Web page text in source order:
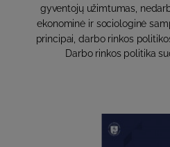
gyventojų užimtumas,
ekonominė ir sociologinė
principai, darbo rinkos
Darbo rinkos politika